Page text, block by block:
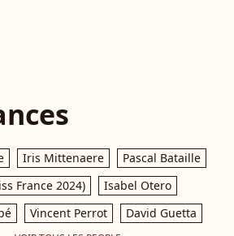
Iris Mittenaere
Pascal Bataille
France 2024)
Isabel Otero
Vincent Perrot David Guetta